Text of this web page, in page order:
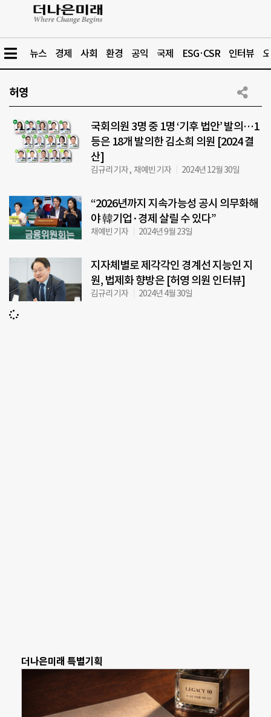
뉴스 경제 사회 환경 공익 국제 ESG·CSR 인터뷰
허영
국회의원 3명 중 1명 ‘기후 법안’ 발의…1
등은 18개 발의한 김소희 의원 [2024 결
산]
김규리 기자 , 채예빈 기자 2024년 12월 30일
“2026년까지 지속가능성 공시 의무화해
야 韓기업·경제 살릴 수 있다”
채예빈 기자 2024년 9월 23일
지자체별로 제각각인 경계선 지능인 지
원, 법제화 향방은 [허영 의원 인터뷰]
김규리 기자 2024년 4월 30일
더나은미래 특별기획